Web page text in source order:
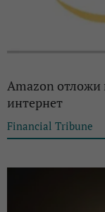
Amazon отложи
интернет
Financial Tribune